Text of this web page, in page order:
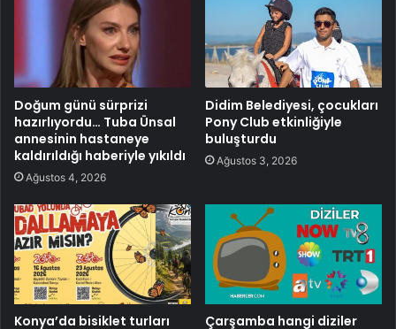
Doğum günü sürprizi
hazırlıyordu… Tuba Ünsal
annesinin hastaneye
kaldırıldığı haberiyle yıkıldı
Ağustos 4, 2026
Didim Belediyesi, çocukları
Pony Club etkinliğiyle
buluşturdu
Ağustos 3, 2026
Konya’da bisiklet turları
Çarşamba hangi diziler